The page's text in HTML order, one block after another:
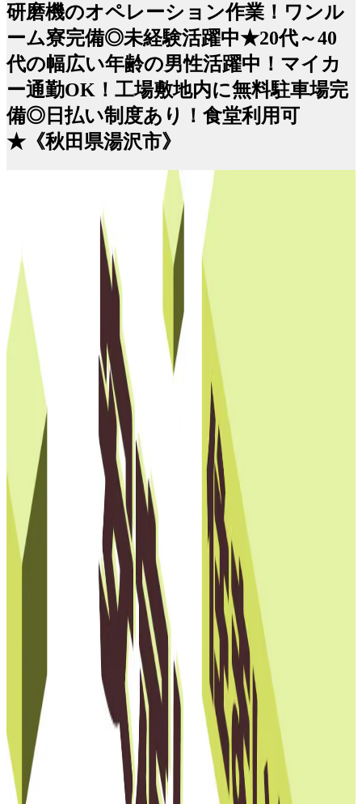
研磨機のオペレーション作業！ワンル
ーム寮完備◎未経験活躍中★20代～40
代の幅広い年齢の男性活躍中！マイカ
ー通勤OK！工場敷地内に無料駐車場完
備◎日払い制度あり！食堂利用可
★《秋田県湯沢市》